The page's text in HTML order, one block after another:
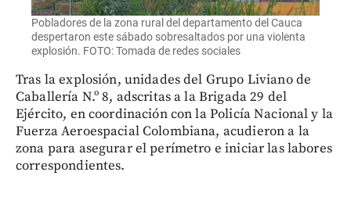
Pobladores de la zona rural del departamento del Cauca
despertaron este sábado sobresaltados por una violenta
explosión. FOTO: Tomada de redes sociales
Tras la explosión, unidades del Grupo Liviano de
Caballería N.º 8, adscritas a la Brigada 29 del
Ejército, en coordinación con la Policía Nacional y la
Fuerza Aeroespacial Colombiana, acudieron a la
zona para asegurar el perímetro e iniciar las labores
correspondientes.